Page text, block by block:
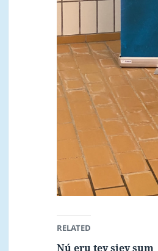
RELATED
Nú eru tey sjey sum